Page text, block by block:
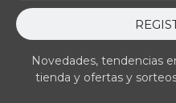
Novedades, tendencias
tienda y ofertas y